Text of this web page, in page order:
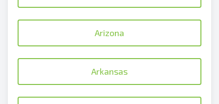
Arizona
Arkansas